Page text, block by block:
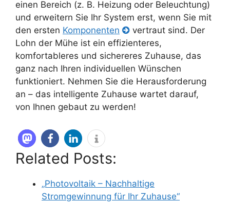
einen Bereich (z. B. Heizung oder Beleuchtung)
und erweitern Sie Ihr System erst, wenn Sie mit
den ersten Komponenten
vertraut sind. Der
Lohn der Mühe ist ein effizienteres,
komfortableres und sichereres Zuhause, das
ganz nach Ihren individuellen Wünschen
funktioniert. Nehmen Sie die Herausforderung
an – das intelligente Zuhause wartet darauf,
von Ihnen gebaut zu werden!
Related Posts:
„Photovoltaik – Nachhaltige
Stromgewinnung für Ihr Zuhause“